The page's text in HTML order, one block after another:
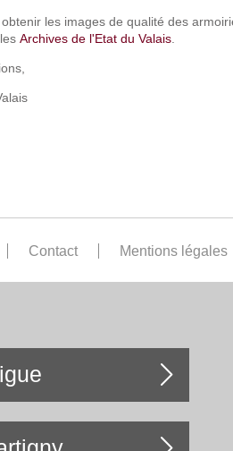
les images de qualité des
Archives de l'Etat du Valais.
Contact Mentions légales